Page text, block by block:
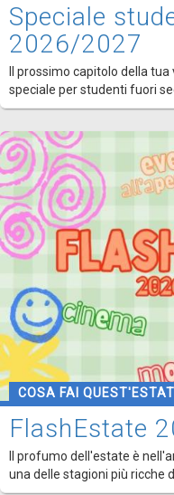
Speciale
2026/2027
Il prossimo capitolo della
speciale per studenti fuori
COSA FAI
FlashEstate
Il profumo dell'estate è
una delle stagioni più ricche